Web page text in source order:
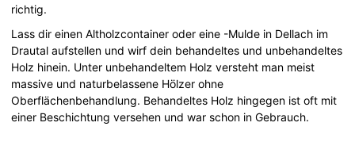
richtig.
Lass dir einen Altholzcontainer oder eine -Mulde in Dellach im
Drautal aufstellen und wirf dein behandeltes und unbehandeltes
Holz hinein. Unter unbehandeltem Holz versteht man meist
massive und naturbelassene Hölzer ohne
Oberflächenbehandlung. Behandeltes Holz hingegen ist oft mit
einer Beschichtung versehen und war schon in Gebrauch.